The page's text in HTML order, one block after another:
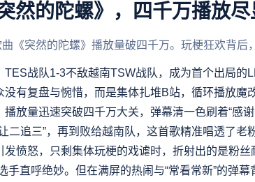
然的陀螺》，四千万播放
《突然的陀螺》播放量破四千万。玩梗狂欢背后
TES战队1-3不敌越南TSW战队，成为首个出局的
有复盘与惋惜，而是集体扎堆B站，循环播放魔
播放量迅速突破四千万大关，弹幕清一色刷着“感
二追三”，再到败给越南队，这首歌精准唱透了老
愤怒，只剩集体玩梗的戏谑时，折射出的是粉
手直呼绝妙。但在满屏的热闹与“常看常新”的弹